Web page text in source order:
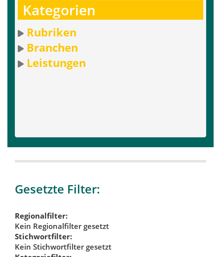
Kategorien
Rubriken
Branchen
Leistungen
Gesetzte Filter:
Regionalfilter:
Kein Regionalfilter gesetzt
Stichwortfilter:
Kein Stichwortfilter gesetzt